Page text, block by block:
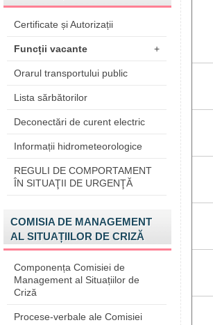
Certificate și Autorizații
Funcții vacante +
Orarul transportului public
Lista sărbătorilor
Deconectări de curent electric
Informații hidrometeorologice
REGULI DE COMPORTAMENT
ÎN SITUAŢII DE URGENŢĂ
COMISIA DE MANAGEMENT
AL SITUAȚIILOR DE CRIZĂ
Componența Comisiei de
Management al Situațiilor de
Criză
Procese-verbale ale Comisiei